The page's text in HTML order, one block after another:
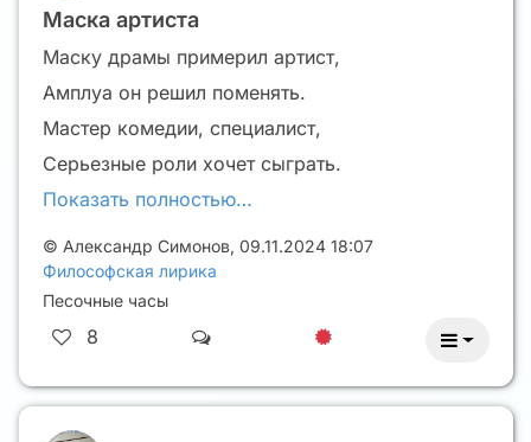
Маска артиста
Маску драмы примерил артист,
Амплуа он решил поменять.
Мастер комедии, специалист,
Серьезные роли хочет сыграть.
Показать полностью…
© Александр Симонов, 09.11.2024 18:07
Философская лирика
Песочные часы
8